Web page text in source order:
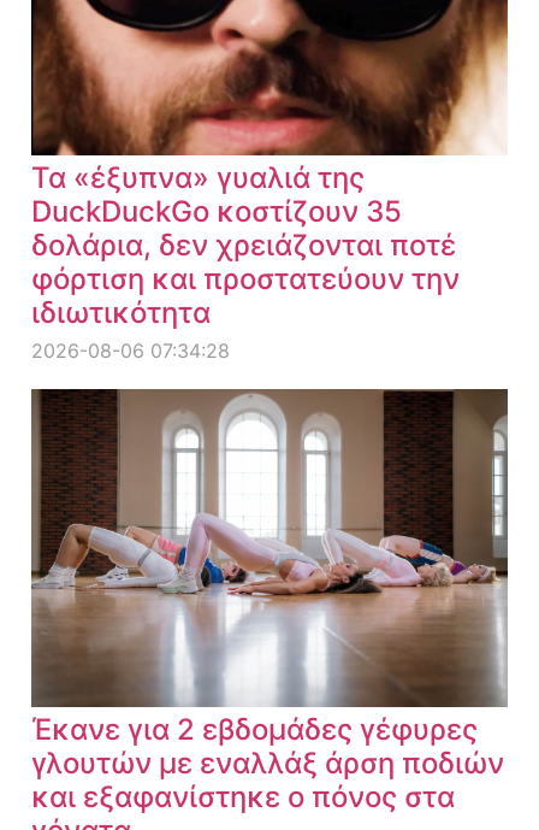
Τα «έξυπνα» γυαλιά της
DuckDuckGo κοστίζουν 35
δολάρια, δεν χρειάζονται ποτέ
φόρτιση και προστατεύουν την
ιδιωτικότητα
2026-08-06 07:34:28
Έκανε για 2 εβδομάδες γέφυρες
γλουτών με εναλλάξ άρση ποδιών
και εξαφανίστηκε ο πόνος στα